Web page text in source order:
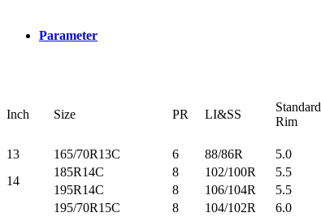
Parameter
Inch Size PR LI&SS
Standard
Rim
13
165/70R13C 6 88/86R 5.0
14
185R14C 8 102/100R 5.5
195R14C
8 106/104R 5.5
195/70R15C 8 104/102R 6.0